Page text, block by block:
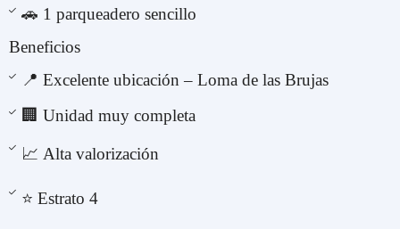
🚗 1 parqueadero sencillo
Beneficios
📍 Excelente ubicación – Loma de las Brujas
🏢 Unidad muy completa
📈 Alta valorización
⭐ Estrato 4